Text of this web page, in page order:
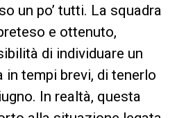
un po’ tutti. La squadra
e ottenuto,
di individuare un
in tempi brevi, di tenerlo
In realtà, questa